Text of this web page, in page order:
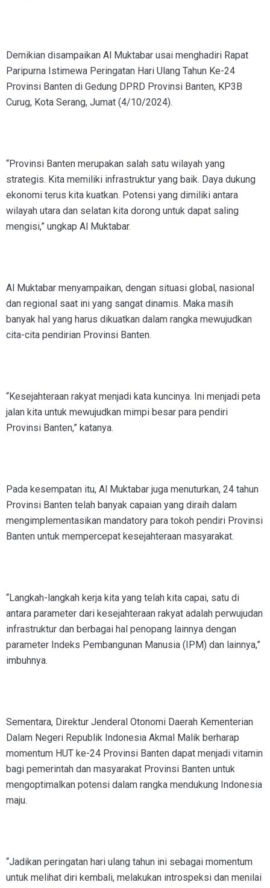
Demikian disampaikan Al Muktabar usai menghadiri Rapat
Paripurna Istimewa Peringatan Hari Ulang Tahun Ke-24
Provinsi Banten di Gedung DPRD Provinsi Banten, KP3B
Curug, Kota Serang, Jumat (4/10/2024).
“Provinsi Banten merupakan salah satu wilayah yang
strategis. Kita memiliki infrastruktur yang baik. Daya dukung
ekonomi terus kita kuatkan. Potensi yang dimiliki antara
wilayah utara dan selatan kita dorong untuk dapat saling
mengisi,” ungkap Al Muktabar.
Al Muktabar menyampaikan, dengan situasi global, nasional
dan regional saat ini yang sangat dinamis. Maka masih
banyak hal yang harus dikuatkan dalam rangka mewujudkan
cita-cita pendirian Provinsi Banten.
“Kesejahteraan rakyat menjadi kata kuncinya. Ini menjadi peta
jalan kita untuk mewujudkan mimpi besar para pendiri
Provinsi Banten,” katanya.
Pada kesempatan itu, Al Muktabar juga menuturkan, 24 tahun
Provinsi Banten telah banyak capaian yang diraih dalam
mengimplementasikan mandatory para tokoh pendiri Provinsi
Banten untuk mempercepat kesejahteraan masyarakat.
“Langkah-langkah kerja kita yang telah kita capai, satu di
antara parameter dari kesejahteraan rakyat adalah perwujudan
infrastruktur dan berbagai hal penopang lainnya dengan
parameter Indeks Pembangunan Manusia (IPM) dan lainnya,”
imbuhnya.
Sementara, Direktur Jenderal Otonomi Daerah Kementerian
Dalam Negeri Republik Indonesia Akmal Malik berharap
momentum HUT ke-24 Provinsi Banten dapat menjadi vitamin
bagi pemerintah dan masyarakat Provinsi Banten untuk
mengoptimalkan potensi dalam rangka mendukung Indonesia
maju.
“Jadikan peringatan hari ulang tahun ini sebagai momentum
untuk melihat diri kembali, melakukan introspeksi dan menilai